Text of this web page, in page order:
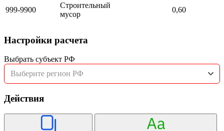
999-9900
Строительный
мусор
0,60
Настройки расчета
Выбрать субъект РФ
Выберите регион РФ
Действия